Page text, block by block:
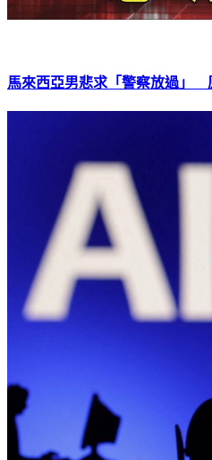
馬來西亞男悲求「警察放過」